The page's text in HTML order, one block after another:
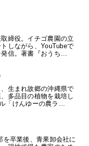
締役。イチゴ農園の立
しながら、YouTubeで
信。著書『おうち…
生まれ故郷の沖縄県で
多品目の植物を栽培し
「けんゆーの農ラ…
卒業後、青果卸会社に